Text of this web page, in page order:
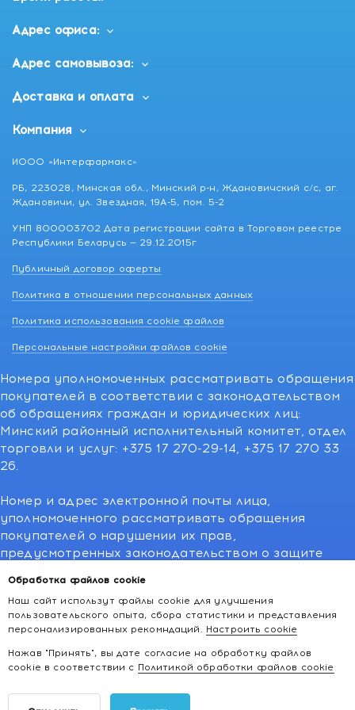
Обработка файлов cookie
Наш сайт использут файлы cookie для улучшения
пользовательского опыта, сбора статистики и представления
персонализированных рекомндаций. Настроить cookie
Нажав "Принять", вы дате согласие на обработку файлов
cookie в соответствии с Политикой обработки файлов cookie
Адрес офиса:
Адрес самовывоза:
Доставка и оплата
Компания
ИООО «Интерфармакс»
РБ, 223028, Минская обл., Минский р-н, Ждановичский с/с, аг.
Ждановичи, ул. Звездная, 19А-5, пом. 5-2
УНП 800003702 Дата регистрации сайта в Торговом реестре
Республики Беларусь — 29.12.2015г
Публичный договор оферты
Политика в отношении персональных данных
Политика использования cookie файлов
Персональные настройки файлов cookie
Номера уполномоченных рассматривать обращения
покупателей в соответствии с законодательством
об обращениях граждан и юридических лиц:
Минский районный исполнительный комитет, отдел
торговли и услуг: +375 17 270-29-14, +375 17 270 33
26.
Номер и адрес электронной почты лица,
уполномоченного рассматривать обращения
покупателей о нарушении их прав,
предусмотренных законодательством о защите
операторов), info@kakvapteke.by
2026 © kakvapteke.by